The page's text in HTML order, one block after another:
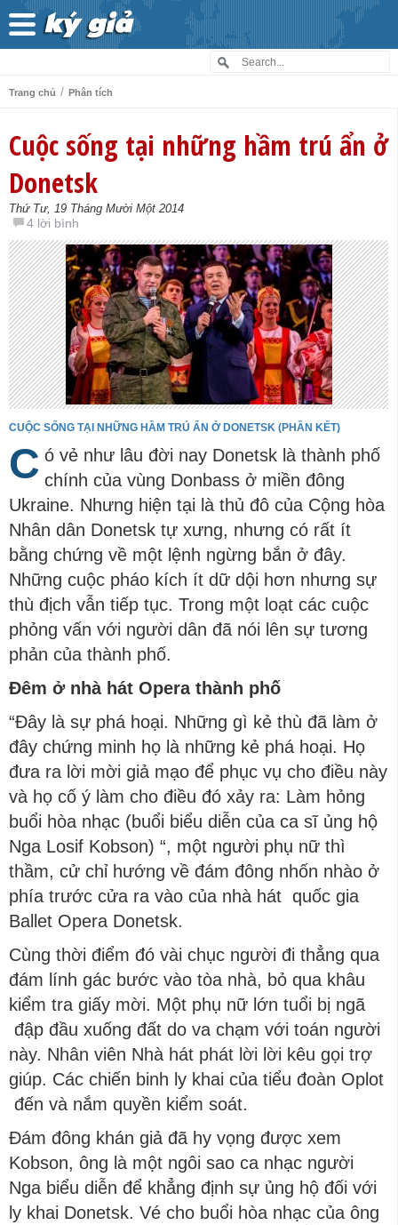
Trang chủ / Phân tích
Cuộc sống tại những hầm trú ẩn ở
Donetsk
Thứ Tư, 19 Tháng Mười Một 2014
4 lời bình
CUỘC SỐNG TẠI NHỮNG HẦM TRÚ ẨN Ở DONETSK (PHẦN KẾT)
C ó vẻ như lâu đời nay Donetsk là thành phố
chính của vùng Donbass ở miền đông
Ukraine. Nhưng hiện tại là thủ đô của Cộng hòa
Nhân dân Donetsk tự xưng, nhưng có rất ít
bằng chứng về một lệnh ngừng bắn ở đây.
Những cuộc pháo kích ít dữ dội hơn nhưng sự
thù địch vẫn tiếp tục. Trong một loạt các cuộc
phỏng vấn với người dân đã nói lên sự tương
phản của thành phố.
Đêm ở nhà hát Opera thành phố
“Đây là sự phá hoại. Những gì kẻ thù đã làm ở
đây chứng minh họ là những kẻ phá hoại. Họ
đưa ra lời mời giả mạo để phục vụ cho điều này
và họ cố ý làm cho điều đó xảy ra: Làm hỏng
buổi hòa nhạc (buổi biểu diễn của ca sĩ ủng hộ
Nga Losif Kobson) “, một người phụ nữ thì
thầm, cử chỉ hướng về đám đông nhốn nhào ở
phía trước cửa ra vào của nhà hát quốc gia
Ballet Opera Donetsk.
Cùng thời điểm đó vài chục người đi thẳng qua
đám lính gác bước vào tòa nhà, bỏ qua khâu
kiểm tra giấy mời. Một phụ nữ lớn tuổi bị ngã
đập đầu xuống đất do va chạm với toán người
này. Nhân viên Nhà hát phát lời lời kêu gọi trợ
giúp. Các chiến binh ly khai của tiểu đoàn Oplot
đến và nắm quyền kiểm soát.
Đám đông khán giả đã hy vọng được xem
Kobson, ông là một ngôi sao ca nhạc người
Nga biểu diễn để khẳng định sự ủng hộ đối với
ly khai Donetsk. Vé cho buổi hòa nhạc của ông